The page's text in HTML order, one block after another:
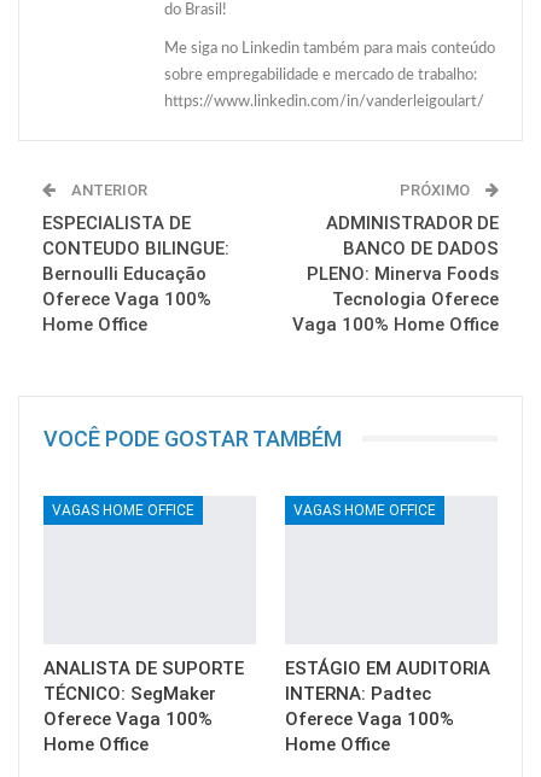
do Brasil!
Me siga no Linkedin também para mais conteúdo
sobre empregabilidade e mercado de trabalho:
https://www.linkedin.com/in/vanderleigoulart/
ANTERIOR
ESPECIALISTA DE
CONTEUDO BILINGUE:
Bernoulli Educação
Oferece Vaga 100%
Home Office
PRÓXIMO
ADMINISTRADOR DE
BANCO DE DADOS
PLENO: Minerva Foods
Tecnologia Oferece
Vaga 100% Home Office
VOCÊ PODE GOSTAR TAMBÉM
VAGAS HOME OFFICE
ANALISTA DE SUPORTE
TÉCNICO: SegMaker
Oferece Vaga 100%
Home Office
VAGAS HOME OFFICE
ESTÁGIO EM AUDITORIA
INTERNA: Padtec
Oferece Vaga 100%
Home Office